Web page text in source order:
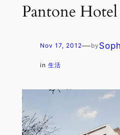
Pantone Hotel
Nov 17, 2012—by
in 生活